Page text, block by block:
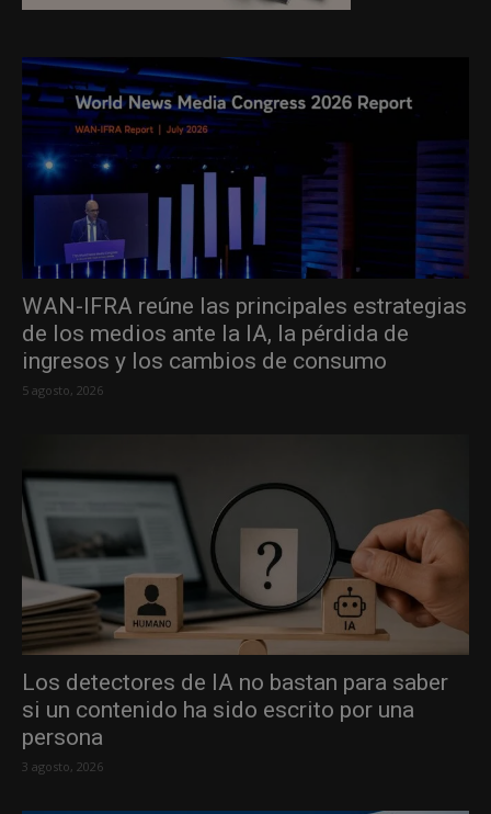
WAN-IFRA reúne las principales estrategias
de los medios ante la IA, la pérdida de
ingresos y los cambios de consumo
5 agosto, 2026
Los detectores de IA no bastan para saber
si un contenido ha sido escrito por una
persona
3 agosto, 2026